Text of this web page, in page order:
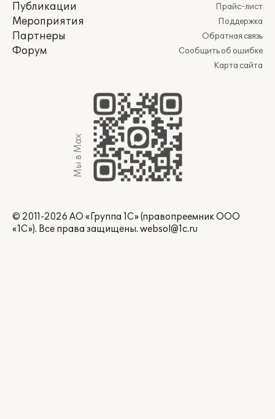
Публикации
Мероприятия
Партнеры
Форум
Прайс-лист
Поддержка
Обратная связь
Сообщить об ошибке
Карта сайта
Мы в Max
© 2011-2026 АО «Группа 1С» (правопреемник ООО
«1С»). Все права защищены. websol@1c.ru